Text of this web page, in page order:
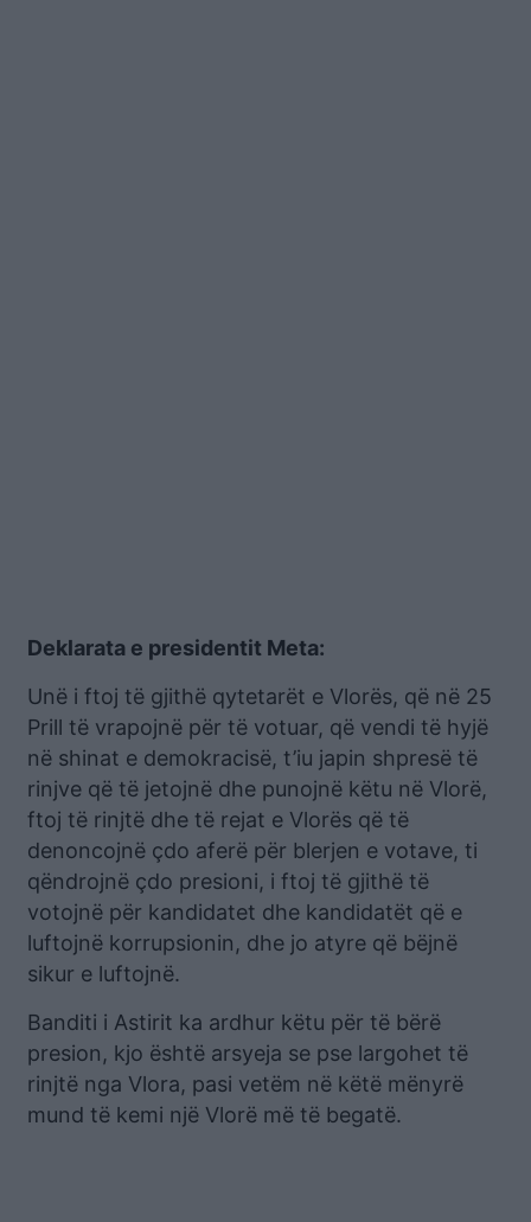
Deklarata e presidentit Meta:
Unë i ftoj të gjithë qytetarët e Vlorës, që në 25
Prill të vrapojnë për të votuar, që vendi të hyjë
në shinat e demokracisë, t’iu japin shpresë të
rinjve që të jetojnë dhe punojnë këtu në Vlorë,
ftoj të rinjtë dhe të rejat e Vlorës që të
denoncojnë çdo aferë për blerjen e votave, ti
qëndrojnë çdo presioni, i ftoj të gjithë të
votojnë për kandidatet dhe kandidatët që e
luftojnë korrupsionin, dhe jo atyre që bëjnë
sikur e luftojnë.
Banditi i Astirit ka ardhur këtu për të bërë
presion, kjo është arsyeja se pse largohet të
rinjtë nga Vlora, pasi vetëm në këtë mënyrë
mund të kemi një Vlorë më të begatë.